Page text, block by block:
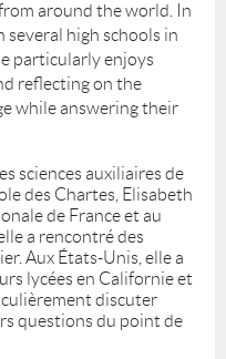
around the world. In
several high schools in
particularly enjoys
reflecting on the
while answering their
sciences auxiliaires de
des Chartes, Elisabeth
de France et au
a rencontré des
Aux États-Unis, elle a
lycées en Californie et
discuter
questions du point de